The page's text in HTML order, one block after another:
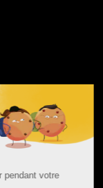
pendant votre